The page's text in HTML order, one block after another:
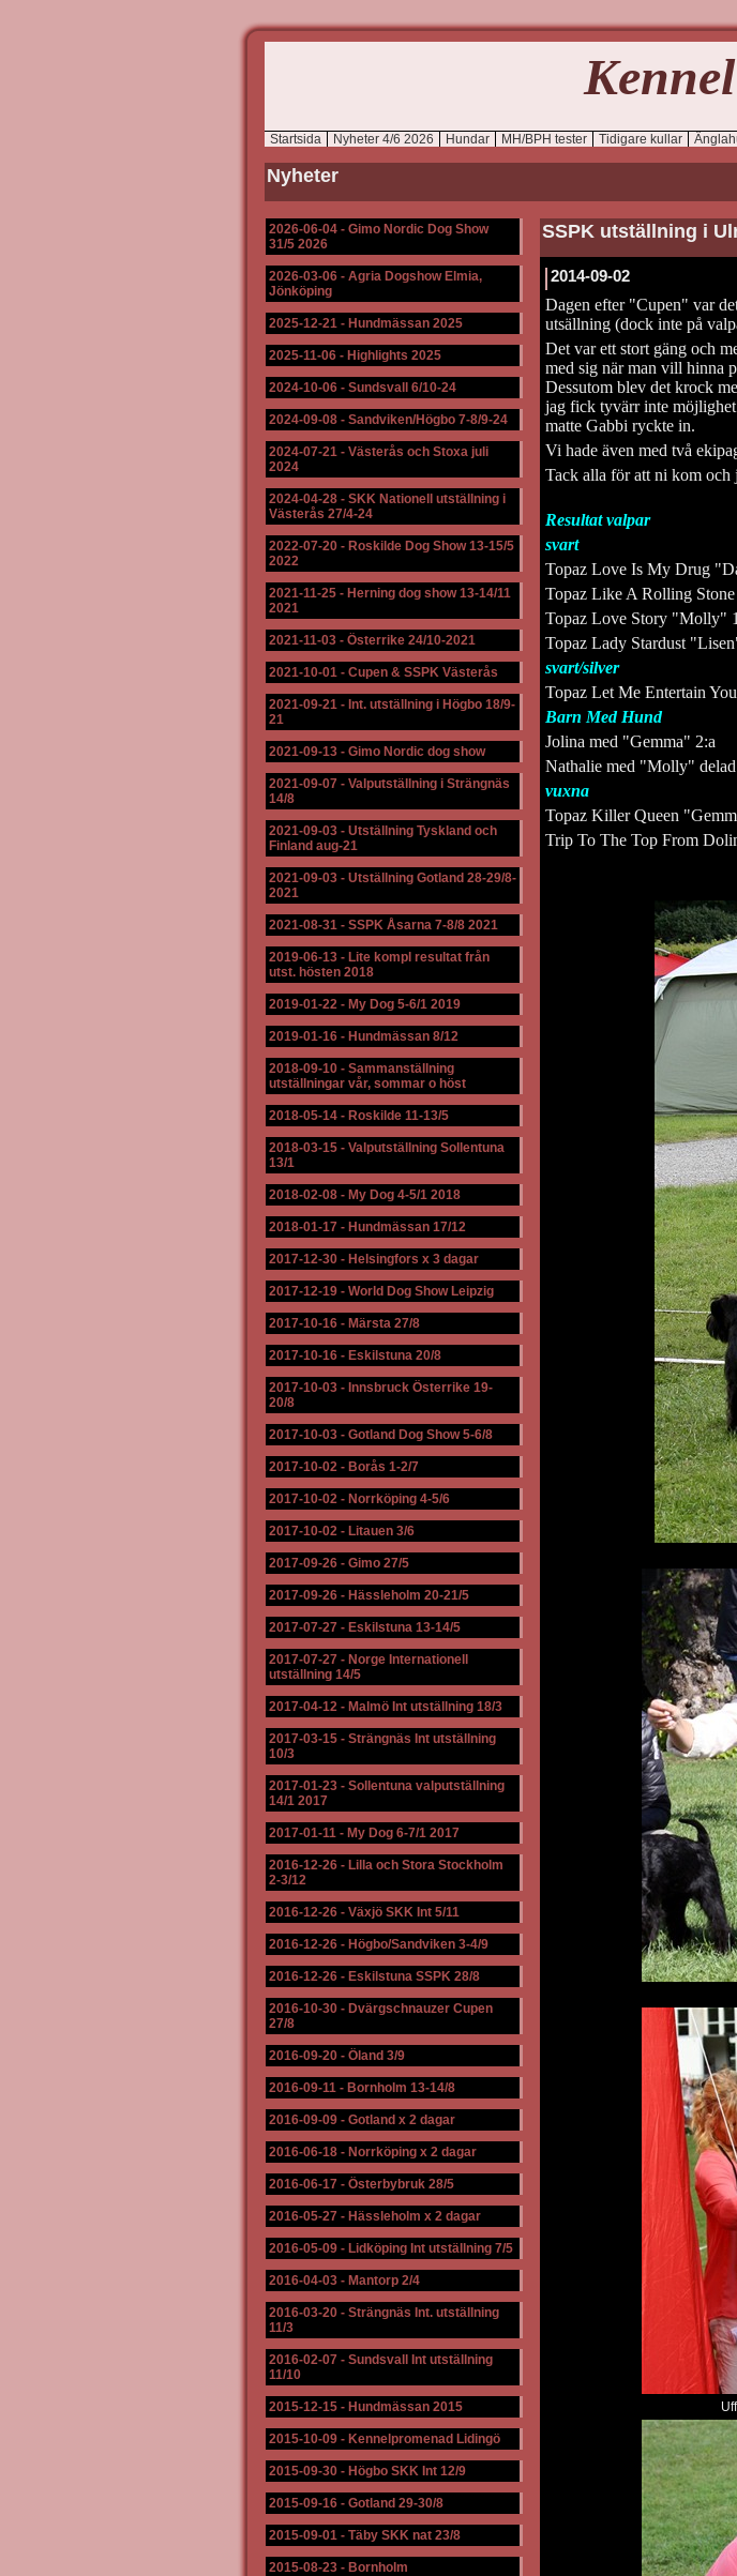
Startsida Nyheter 4/6 2026 Hundar MH/BPH tester Tidigare kullar
Nyheter
2026-06-04 - Gimo Nordic Dog Show
31/5 2026
2026-03-06 - Agria Dogshow Elmia,
Jönköping
2025-12-21 - Hundmässan 2025
2025-11-06 - Highlights 2025
2024-10-06 - Sundsvall 6/10-24
2024-09-08 - Sandviken/Högbo 7-8/9-24
2024-07-21 - Västerås och Stoxa juli
2024
2024-04-28 - SKK Nationell utställning i
Västerås 27/4-24
2022-07-20 - Roskilde Dog Show 13-15/5
2022
2021-11-25 - Herning dog show 13-14/11
2021
2021-11-03 - Österrike 24/10-2021
2021-10-01 - Cupen & SSPK Västerås
2021-09-21 - Int. utställning i Högbo 18/9-
21
2021-09-13 - Gimo Nordic dog show
2021-09-07 - Valputställning i Strängnäs
14/8
2021-09-03 - Utställning Tyskland och
Finland aug-21
2021-09-03 - Utställning Gotland 28-29/8-
2021
2021-08-31 - SSPK Åsarna 7-8/8 2021
2019-06-13 - Lite kompl resultat från
utst. hösten 2018
2019-01-22 - My Dog 5-6/1 2019
2019-01-16 - Hundmässan 8/12
2018-09-10 - Sammanställning
utställningar vår, sommar o höst
2018-05-14 - Roskilde 11-13/5
2018-03-15 - Valputställning Sollentuna
13/1
2018-02-08 - My Dog 4-5/1 2018
2018-01-17 - Hundmässan 17/12
2017-12-30 - Helsingfors x 3 dagar
2017-12-19 - World Dog Show Leipzig
2017-10-16 - Märsta 27/8
2017-10-16 - Eskilstuna 20/8
2017-10-03 - Innsbruck Österrike 19-
20/8
2017-10-03 - Gotland Dog Show 5-6/8
2017-10-02 - Borås 1-2/7
2017-10-02 - Norrköping 4-5/6
2017-10-02 - Litauen 3/6
2017-09-26 - Gimo 27/5
2017-09-26 - Hässleholm 20-21/5
2017-07-27 - Eskilstuna 13-14/5
2017-07-27 - Norge Internationell
utställning 14/5
2017-04-12 - Malmö Int utställning 18/3
2017-03-15 - Strängnäs Int utställning
10/3
2017-01-23 - Sollentuna valputställning
14/1 2017
2017-01-11 - My Dog 6-7/1 2017
2016-12-26 - Lilla och Stora Stockholm
2-3/12
2016-12-26 - Växjö SKK Int 5/11
2016-12-26 - Högbo/Sandviken 3-4/9
2016-12-26 - Eskilstuna SSPK 28/8
2016-10-30 - Dvärgschnauzer Cupen
27/8
2016-09-20 - Öland 3/9
2016-09-11 - Bornholm 13-14/8
2016-09-09 - Gotland x 2 dagar
2016-06-18 - Norrköping x 2 dagar
2016-06-17 - Österbybruk 28/5
2016-05-27 - Hässleholm x 2 dagar
2016-05-09 - Lidköping Int utställning 7/5
2016-04-03 - Mantorp 2/4
2016-03-20 - Strängnäs Int. utställning
11/3
2016-02-07 - Sundsvall Int utställning
11/10
2015-12-15 - Hundmässan 2015
2015-10-09 - Kennelpromenad Lidingö
2015-09-30 - Högbo SKK Int 12/9
2015-09-16 - Gotland 29-30/8
2015-09-01 - Täby SKK nat 23/8
2015-08-23 - Bornholm
SSPK utställning i
2014-09-02
Dagen efter "Cupen" var
utsällning (dock inte på
Det var ett stort gäng och
med sig när man vill hinna
Dessutom blev det krock
jag fick tyvärr inte
matte Gabbi ryckte in.
Vi hade även med två
Tack alla för att ni kom och
Resultat valpar
svart
Topaz Love Is My Drug
Topaz Like A Rolling
Topaz Love Story "Molly"
Topaz Lady Stardust
svart/silver
Topaz Let Me Entertain
Barn Med Hund
Jolina med "Gemma" 2:a
Nathalie med "Molly" delad
vuxna
Topaz Killer Queen
Trip To The Top From